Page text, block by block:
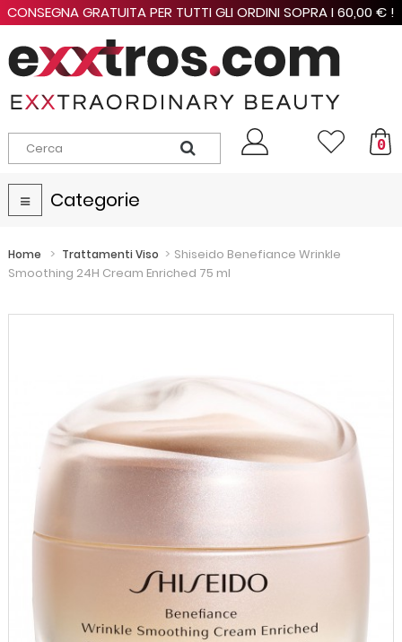
CONSEGNA GRATUITA PER TUTTI GLI ORDINI SOPRA I 60,00 € !
0
Navigazione
Toggle
Categorie
Home > Trattamenti Viso > Shiseido Benefiance Wrinkle
Smoothing 24H Cream Enriched 75 ml